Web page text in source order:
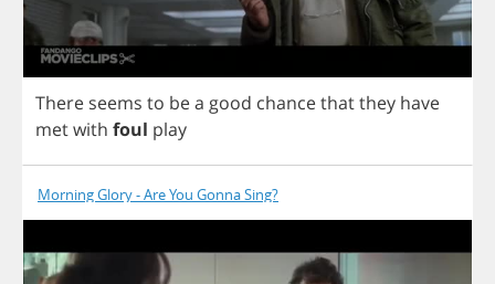
There seems to bea good chancethatthey have
metwith foul play
Morning Glory - Are You Gonna Sing?